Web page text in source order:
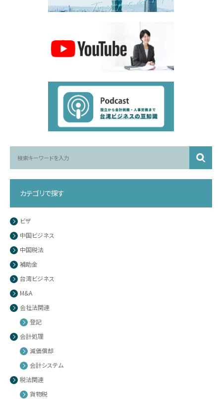
カテゴリで探す
ビザ
中国ビジネス
中国税法
補助金
台湾ビジネス
M&A
会社法関連
登記
会計処理
減価償却
会計システム
税法関連
貨物税